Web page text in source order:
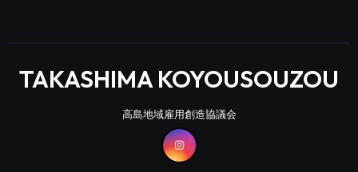
TAKASHIMA KOYOUSOUZOU
高島地域雇用創造協議会